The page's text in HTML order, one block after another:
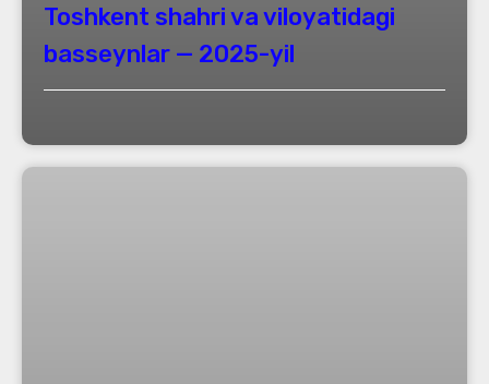
Toshkent shahri va viloyatidagi
basseynlar — 2025-yil